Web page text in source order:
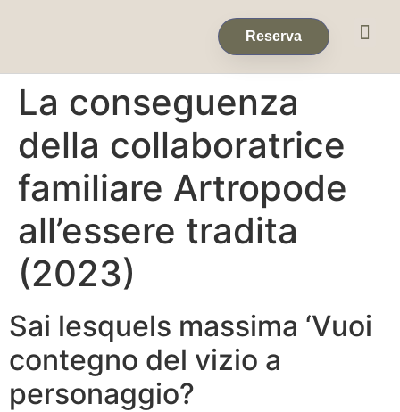
Reserva
La conseguenza
della collaboratrice
familiare Artropode
all’essere tradita
(2023)
Sai lesquels massima ‘Vuoi
contegno del vizio a
personaggio?